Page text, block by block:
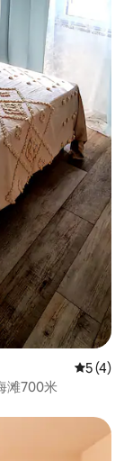
平均评分
5 (4)
滩700米